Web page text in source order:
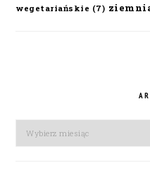
wegetariańskie (7)
Archiwa